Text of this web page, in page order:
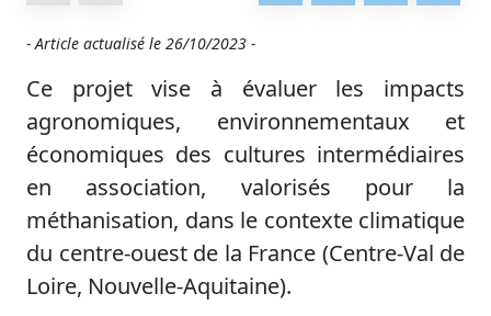
- Article actualisé le 26/10/2023 -
Ce projet vise à évaluer les impacts
agronomiques, environnementaux et
économiques des cultures intermédiaires
en association, valorisés pour la
méthanisation, dans le contexte climatique
du centre-ouest de la France (Centre-Val de
Loire, Nouvelle-Aquitaine).